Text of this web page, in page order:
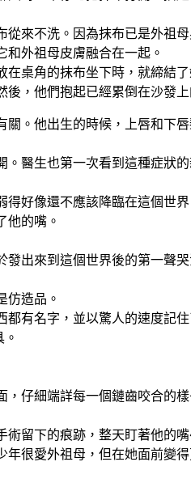
來不洗。因為抹布已是外祖
外祖母皮膚融合在一起。
桌角的抹布坐下時，就締結
，他們抱起已經累倒在沙發
。他出生的時候，上唇和下
醫生也第一次看到這種症狀的
好像還不應該降臨在這個世
他的嘴。
出來到這個世界後的第一聲
仿造品。
有名字，並以驚人的速度記
仔細端詳每一個鏈齒咬合的
留下的痕跡，整天盯著他的
很愛外祖母，但在她面前變